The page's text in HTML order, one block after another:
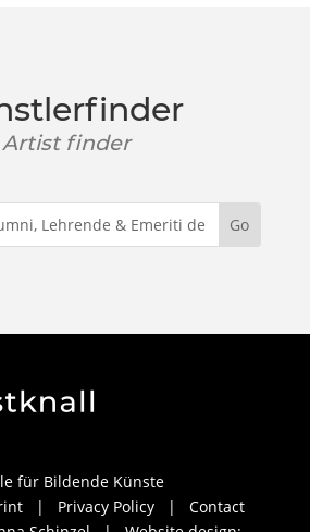
Artist finder
für Bildende Künste
| Privacy Policy| Contact